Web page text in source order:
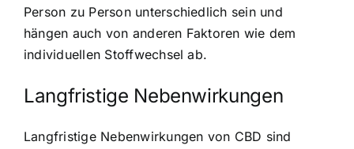
Person zu Person unterschiedlich sein und
hängen auch von anderen Faktoren wie dem
individuellen Stoffwechsel ab.
Langfristige Nebenwirkungen
Langfristige Nebenwirkungen von CBD sind